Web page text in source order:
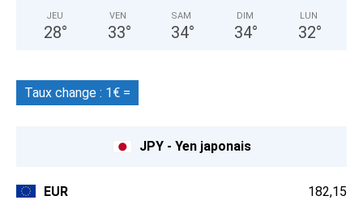
JEU
28°
VEN
33°
SAM
34°
DIM
34°
LUN
32°
Taux change : 1€ =
JPY - Yen japonais
EUR 182,15